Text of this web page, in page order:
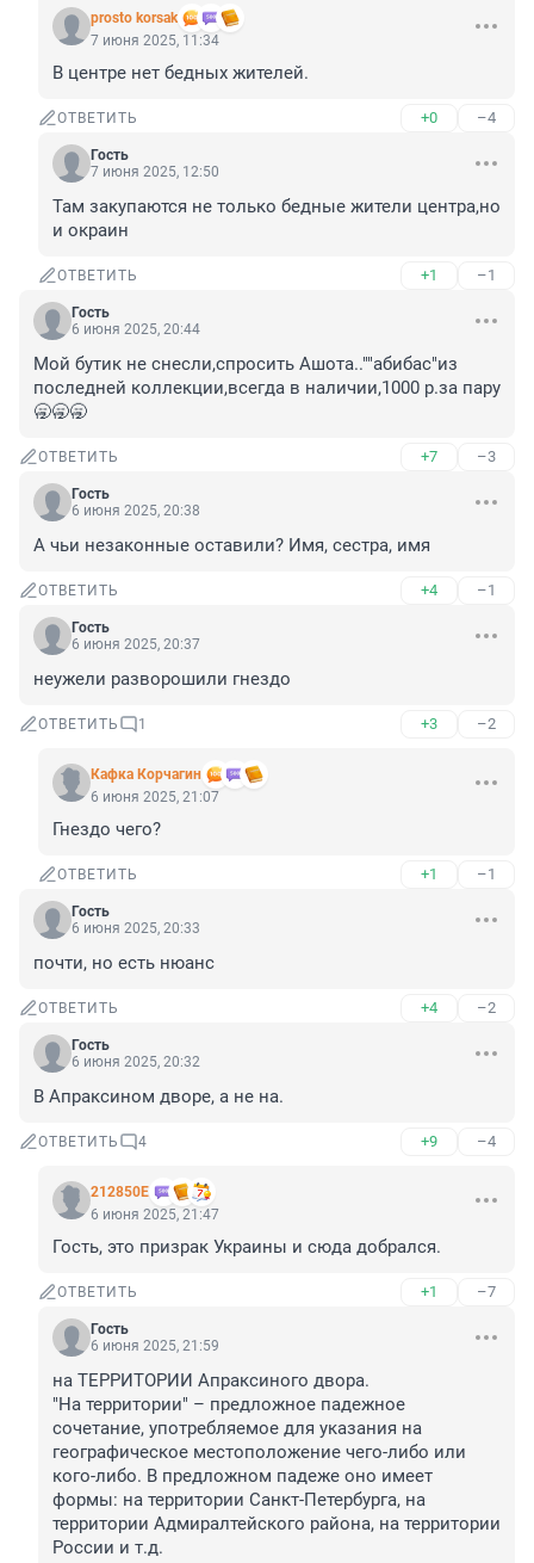
prosto korsak
7 июня 2025, 11:34
В центре нет бедных жителей.
ОТВЕТИТЬ +0 –4
Гость
7 июня 2025, 12:50
Там закупаются не только бедные жители центра,но
и окраин
ОТВЕТИТЬ +1 –1
Гость
6 июня 2025, 20:44
Мой бутик не снесли,спросить Ашота..""абибас"из
последней коллекции,всегда в наличии,1000 р.за пару
🥱🥱🥱
ОТВЕТИТЬ +7 –3
Гость
6 июня 2025, 20:38
А чьи незаконные оставили? Имя, сестра, имя
ОТВЕТИТЬ +4 –1
Гость
6 июня 2025, 20:37
неужели разворошили гнездо
ОТВЕТИТЬ 1 +3 –2
Кафка Корчагин
6 июня 2025, 21:07
Гнездо чего?
ОТВЕТИТЬ +1 –1
Гость
6 июня 2025, 20:33
почти, но есть нюанс
ОТВЕТИТЬ +4 –2
Гость
6 июня 2025, 20:32
В Апраксином дворе, а не на.
ОТВЕТИТЬ 4 +9 –4
212850Е
6 июня 2025, 21:47
Гость, это призрак Украины и сюда добрался.
ОТВЕТИТЬ +1 –7
Гость
6 июня 2025, 21:59
на ТЕРРИТОРИИ Апраксиного двора.
"На территории" – предложное падежное
сочетание, употребляемое для указания на
географическое местоположение чего-либо или
кого-либо. В предложном падеже оно имеет
формы: на территории Санкт-Петербурга, на
территории Адмиралтейского района, на территории
России и т.д.